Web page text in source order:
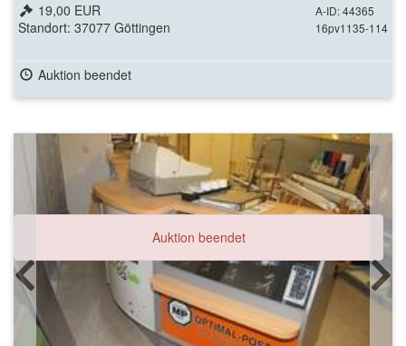
A-ID: 44365
16pv1135-114
19,00 EUR
Standort: 37077 Göttingen
Auktion beendet
Auktion beendet